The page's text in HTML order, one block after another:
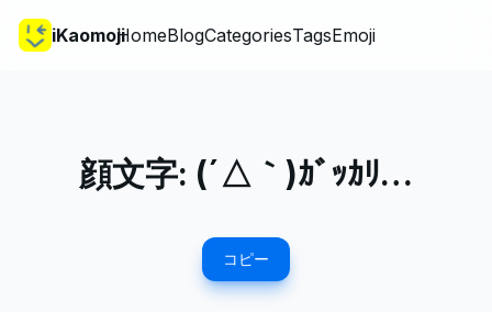
iKaomojiHomeBlogCategoriesTagsEmoji
顔文字: (´△｀)ｶﾞｯｶﾘ…
コピー